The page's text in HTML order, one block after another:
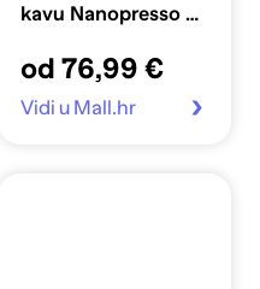
kavu Nanopresso s
od 76,99 €
Vidi u Mall.hr